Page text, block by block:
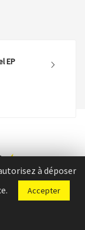
à déposer
Accepter